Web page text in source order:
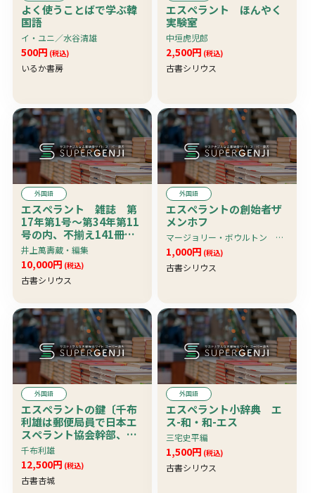
よく使うことばで学ぶ韓
国語
イ・ユニ／水谷清雄
500円 (税込)
いるか書房
エスペラント ほんやく
実験室
中垣虎児郎
2,500円 (税込)
古書シリウス
外国語
エスペラント 雑誌 第
17年第1号～第34年第11
号の内、不揃え141冊一
括
井上萬壽蔵・編集
10,000円 (税込)
古書シリウス
外国語
エスペラントの創始者ザ
メンホフ
マージョリー・ボウルトン 水野義明訳
1,000円 (税込)
古書シリウス
外国語
エスペラントの鍵〔千布
利雄は郵便局員で日本エ
スペラント協会幹部、エ
スペラント概論と普通語
辞書より成る、日本エス
ペラント学会刊の『エス
ペラントの鍵』（1930年
千布利雄
12,500円 (税込)
古書杏城
外国語
エスペラント小辞典 エ
ス-和・和-エス
三宅史平編
1,500円 (税込)
古書シリウス